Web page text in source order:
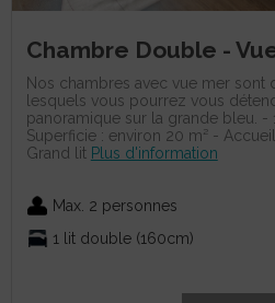
Chambre Double -
Nos chambres avec vue mer sont
lesquels vous pourrez vous
panoramique sur la grande bleu. -
Superficie : environ 20 m² -
Grand lit Plus d'information
Max. 2 personnes
1 lit double (160cm)